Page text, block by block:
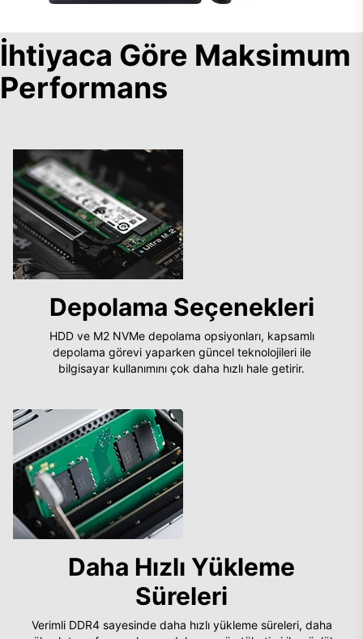
İhtiyaca Göre Maksimum
Performans
Depolama Seçenekleri
HDD ve M2 NVMe depolama opsiyonları, kapsamlı
depolama görevi yaparken güncel teknolojileri ile
bilgisayar kullanımını çok daha hızlı hale getirir.
Daha Hızlı Yükleme
Süreleri
Verimli DDR4 sayesinde daha hızlı yükleme süreleri, daha